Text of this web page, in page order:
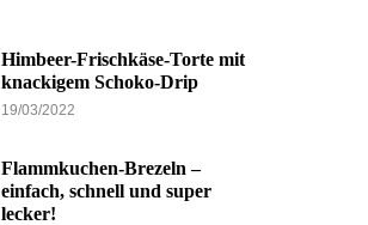
Himbeer-Frischkäse-Torte mit
knackigem Schoko-Drip
19/03/2022
Flammkuchen-Brezeln –
einfach, schnell und super
lecker!